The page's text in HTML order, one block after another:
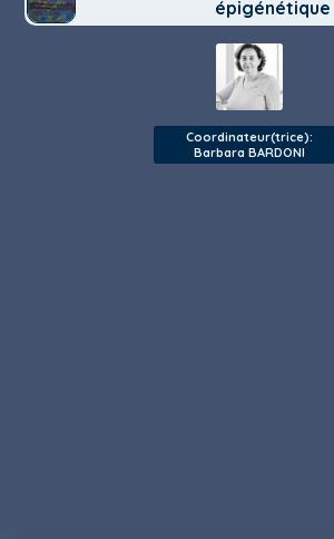
épigénétique
Coordinateur(trice):
Barbara BARDONI